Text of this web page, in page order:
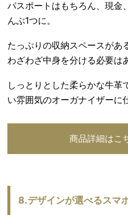
パスポートはもちろん、現金
んぶ1つに。
たっぷりの収納スペースがあ
わざわざ中身を分ける必要は
しっとりとした柔らかな牛革
い雰囲気のオーガナイザーに
商品詳細はこ
8.デザインが選べるスマ